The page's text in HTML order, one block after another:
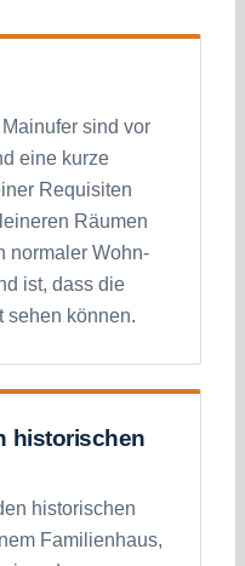
sind vor
eine kurze
Requisiten
Räumen
normaler Wohn-
ist, dass die
sehen können.
historischen
historischen
Familienhaus,